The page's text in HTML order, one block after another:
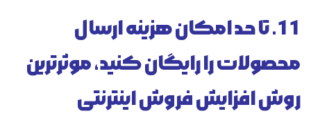
11. تا حد امکان هزینه ارسال
محصولات را رایگان کنید، موثرترین
روش افزایش فروش اینترنتی